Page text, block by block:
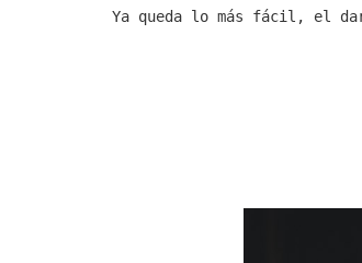
Ya queda lo más fácil, el